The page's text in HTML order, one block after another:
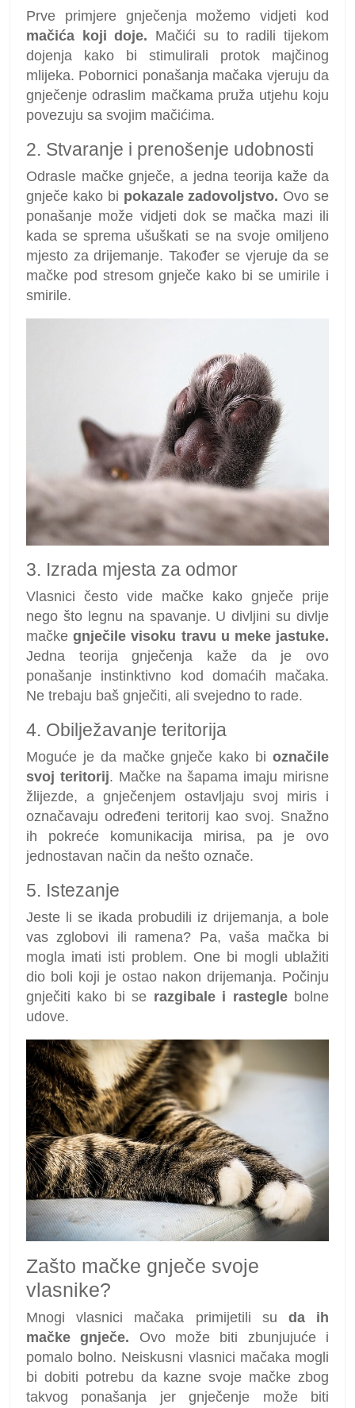
Prve primjere gnječenja možemo vidjeti kod
mačića koji doje. Mačići su to radili tijekom
dojenja kako bi stimulirali protok majčinog
mlijeka. Pobornici ponašanja mačaka vjeruju da
gnječenje odraslim mačkama pruža utjehu koju
povezuju sa svojim mačićima.
2. Stvaranje i prenošenje udobnosti
Odrasle mačke gnječe, a jedna teorija kaže da
gnječe kako bi pokazale zadovoljstvo. Ovo se
ponašanje može vidjeti dok se mačka mazi ili
kada se sprema ušuškati se na svoje omiljeno
mjesto za drijemanje. Također se vjeruje da se
mačke pod stresom gnječe kako bi se umirile i
smirile.
3. Izrada mjesta za odmor
Vlasnici često vide mačke kako gnječe prije
nego što legnu na spavanje. U divljini su divlje
mačkegnječile visoku travu u meke jastuke.
Jedna teorija gnječenja kaže da je ovo
ponašanje instinktivno kod domaćih mačaka.
Ne trebaju baš gnječiti, ali svejedno to rade.
4. Obilježavanje teritorija
Moguće je da mačke gnječe kako bi označile
svoj teritorij. Mačke na šapama imaju mirisne
žlijezde, a gnječenjem ostavljaju svoj miris i
označavaju određeni teritorij kao svoj. Snažno
ih pokreće komunikacija mirisa, pa je ovo
jednostavan način da nešto označe.
5. Istezanje
Jeste li se ikada probudili iz drijemanja, a bole
vas zglobovi ili ramena? Pa, vaša mačka bi
mogla imati isti problem. One bi mogli ublažiti
dio boli koji je ostao nakon drijemanja. Počinju
gnječiti kako bi se razgibale i rasteglebolne
udove.
Zašto mačke gnječe svoje
vlasnike?
Mnogi vlasnici mačaka primijetili su da ih
mačke gnječe. Ovo može biti zbunjujuće i
pomalo bolno. Neiskusni vlasnici mačaka mogli
bi dobiti potrebu da kazne svoje mačke zbog
takvog ponašanja jer gnječenje može biti